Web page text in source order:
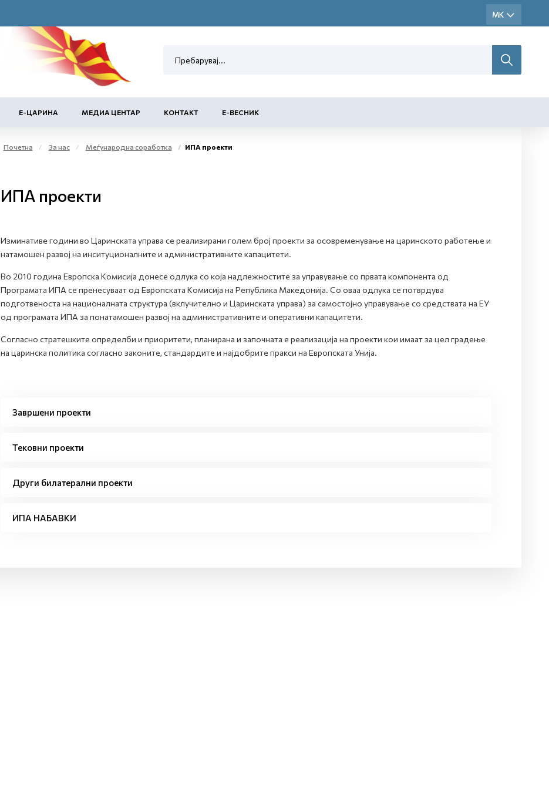
Е-ЦАРИНА МЕДИА ЦЕНТАР КОНТАКТ Е-ВЕСНИК
Почетна За нас Меѓународна соработка ИПА проекти
ИПА проекти
Изминативе години во Царинската управа се реализирани голем број проекти за осовременување на царинското работење и
натамошен развој на инситуционалните и административните капацитети.
Во 2010 година Европска Комисија донесе одлука со која надлежностите за управување со првата компонента од
Програмата ИПА се пренесуваат од Европската Комисија на Република Македонија. Со оваа одлука се потврдува
подготвеноста на националната структура (вклучително и Царинската управа) за самостојно управување со средствата на ЕУ
од програмата ИПА за понатамошен развој на административните и оперативни капацитети.
Согласно стратешките определби и приоритети, планирана и започната е реализација на проекти кои имаат за цел градење
на царинска политика согласно законите, стандардите и најдобрите пракси на Европската Унија.
Завршени проекти
Тековни проекти
Други билатерални проекти
ИПА НАБАВКИ